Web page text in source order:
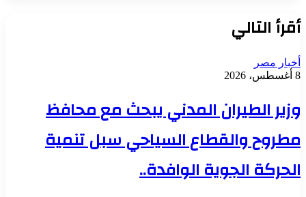
أقرأ التالي
أخبار مصر
8 أغسطس، 2026
وزير الطيران المدني يبحث مع محافظ
مطروح والقطاع السياحي سبل تنمية
الحركة الجوية الوافدة..